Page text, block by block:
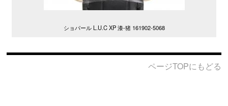
ショパール L.U.C XP 漆-猪 161902-5068
ページTOPにもどる